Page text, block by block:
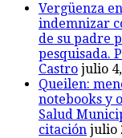
Vergüenza
indemnizar
de su padre
pesquisada.
Castro julio
Queilen:
notebooks y
Salud
citación julio